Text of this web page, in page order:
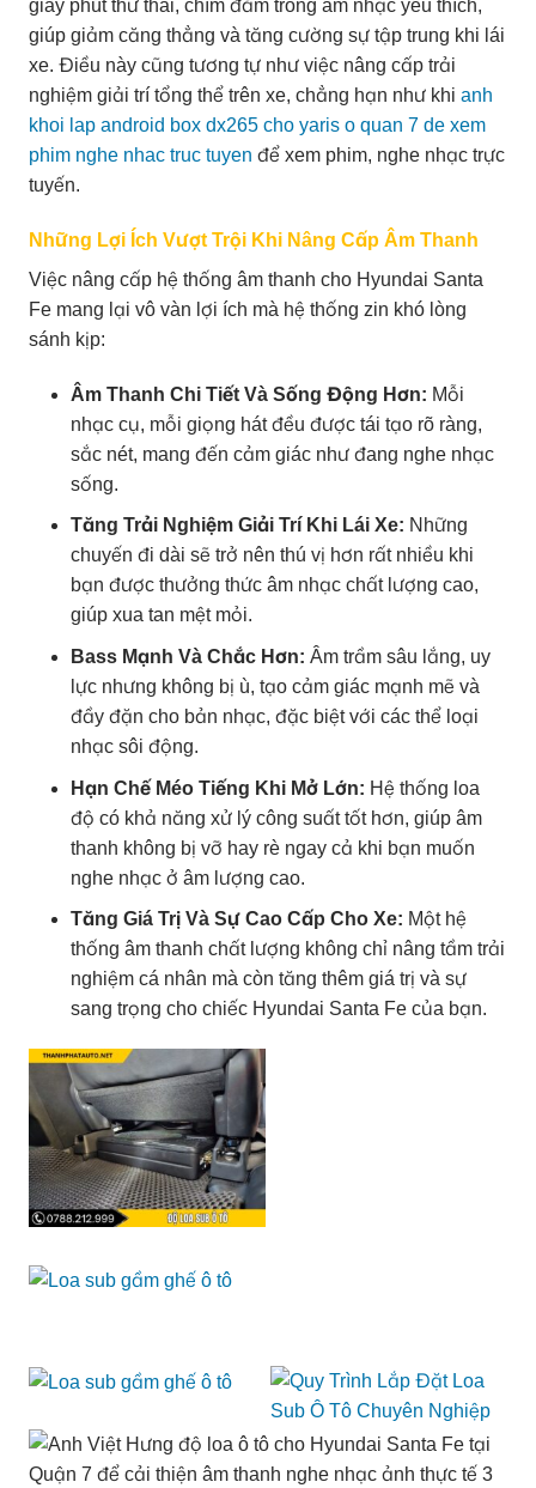
giây phút thư thái, chìm đắm trong âm nhạc yêu thích,
giúp giảm căng thẳng và tăng cường sự tập trung khi lái
xe. Điều này cũng tương tự như việc nâng cấp trải
nghiệm giải trí tổng thể trên xe, chẳng hạn như khi anh
khoi lap android box dx265 cho yaris o quan 7 de xem
phim nghe nhac truc tuyen để xem phim, nghe nhạc trực
tuyến.
Những Lợi Ích Vượt Trội Khi Nâng Cấp Âm Thanh
Việc nâng cấp hệ thống âm thanh cho Hyundai Santa
Fe mang lại vô vàn lợi ích mà hệ thống zin khó lòng
sánh kịp:
Âm Thanh Chi Tiết Và Sống Động Hơn: Mỗi
nhạc cụ, mỗi giọng hát đều được tái tạo rõ ràng,
sắc nét, mang đến cảm giác như đang nghe nhạc
sống.
Tăng Trải Nghiệm Giải Trí Khi Lái Xe: Những
chuyến đi dài sẽ trở nên thú vị hơn rất nhiều khi
bạn được thưởng thức âm nhạc chất lượng cao,
giúp xua tan mệt mỏi.
Bass Mạnh Và Chắc Hơn: Âm trầm sâu lắng, uy
lực nhưng không bị ù, tạo cảm giác mạnh mẽ và
đầy đặn cho bản nhạc, đặc biệt với các thể loại
nhạc sôi động.
Hạn Chế Méo Tiếng Khi Mở Lớn: Hệ thống loa
độ có khả năng xử lý công suất tốt hơn, giúp âm
thanh không bị vỡ hay rè ngay cả khi bạn muốn
nghe nhạc ở âm lượng cao.
Tăng Giá Trị Và Sự Cao Cấp Cho Xe: Một hệ
thống âm thanh chất lượng không chỉ nâng tầm trải
nghiệm cá nhân mà còn tăng thêm giá trị và sự
sang trọng cho chiếc Hyundai Santa Fe của bạn.